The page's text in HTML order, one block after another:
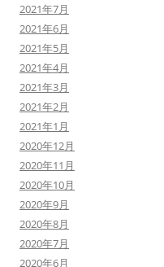
2021年7月
2021年6月
2021年5月
2021年4月
2021年3月
2021年2月
2021年1月
2020年12月
2020年11月
2020年10月
2020年9月
2020年8月
2020年7月
2020年6月